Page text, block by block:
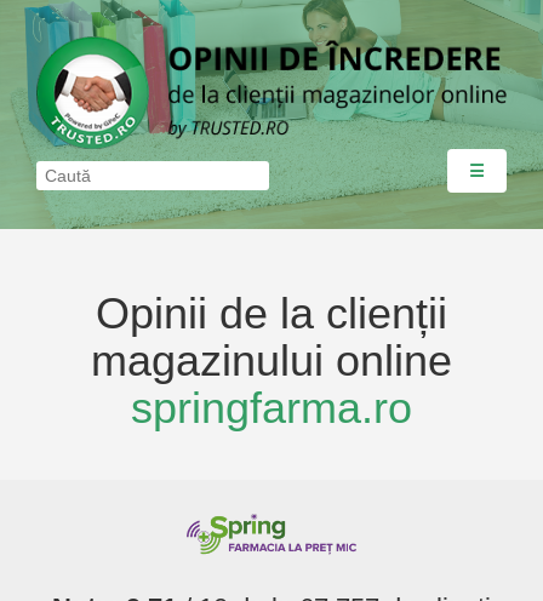
☰
Opinii de la clienții
magazinului online
springfarma.ro